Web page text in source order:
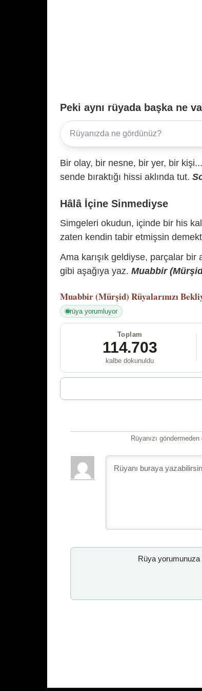
Peki aynı rüyada başka ne
Bir olay, bir nesne, bir yer, bir
sende bıraktığı hissi aklında tut.
Hâlâ İçine Sinmediyse
Simgeleri okudun, içinde bir his
zaten kendin tabir etmişsin
Ama karışık geldiyse, parçalar
gibi aşağıya yaz. Muabbir
Muabbir (Mürşid) Rüyalarınızı
rüya yorumluyor
Toplam
114.703
kalbe dokunuldu
Rüyanızı
Rüya yorumunuza